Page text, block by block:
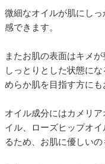
微細なオイルが肌にし
感できます。
またお肌の表面はキメ
しっとりとした状態に
めらか肌を目指す方にも
オイル成分にはカメリ
イル、ローズヒップオ
るため、お肌に優しいの